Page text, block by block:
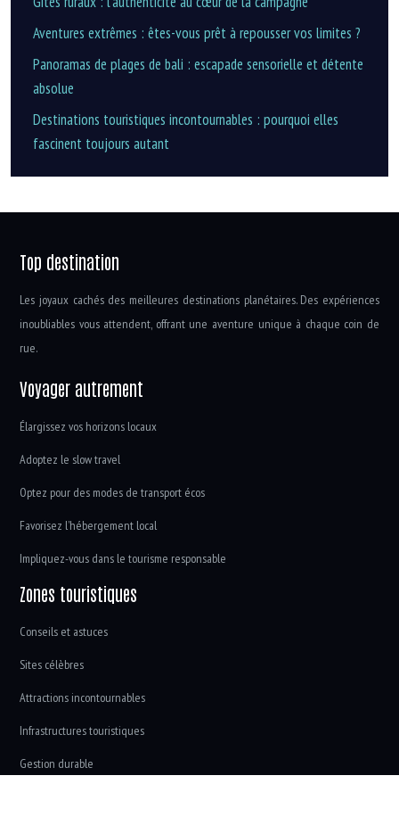
Aventures extrêmes : êtes-vous prêt à repousser vos limites ?
Panoramas de plages de bali : escapade sensorielle et détente
absolue
Destinations touristiques incontournables : pourquoi elles
fascinent toujours autant
Top destination
Les joyaux cachés des meilleures destinations planétaires. Des expériences
inoubliables vous attendent, offrant une aventure unique à chaque coin de
rue.
Voyager autrement
Élargissez vos horizons locaux
Adoptez le slow travel
Optez pour des modes de transport écos
Favorisez l’hébergement local
Impliquez-vous dans le tourisme responsable
Zones touristiques
Conseils et astuces
Sites célèbres
Attractions incontournables
Infrastructures touristiques
Gestion durable